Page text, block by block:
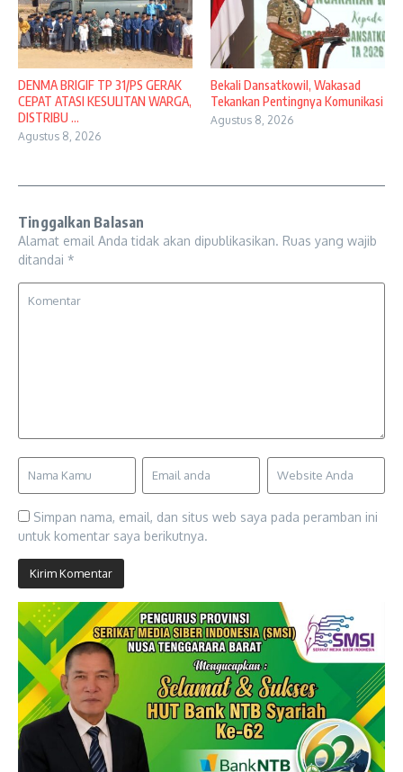
DENMA BRIGIF TP 31/PS GERAK
CEPAT ATASI KESULITAN WARGA,
DISTRIBU ...
Agustus 8, 2026
Bekali Dansatkowil, Wakasad
Tekankan Pentingnya Komunikasi
Agustus 8, 2026
Tinggalkan Balasan
Alamat email Anda tidak akan dipublikasikan. Ruas yang wajib
ditandai *
Simpan nama, email, dan situs web saya pada peramban ini
untuk komentar saya berikutnya.